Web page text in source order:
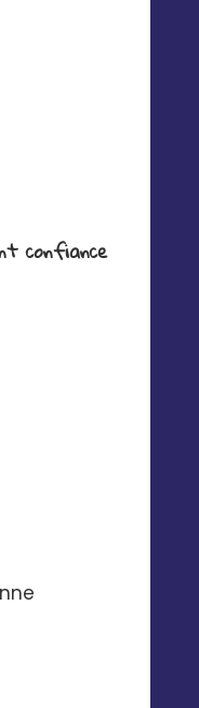
confiance
en quelques clics.